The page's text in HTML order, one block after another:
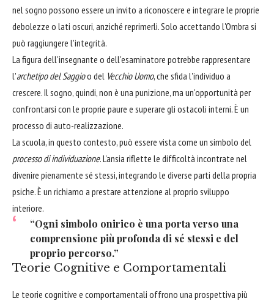
nel sogno possono essere un invito a riconoscere e integrare le proprie
debolezze o lati oscuri, anziché reprimerli. Solo accettando l'Ombra si
può raggiungere l'integrità.
La figura dell'insegnante o dell'esaminatore potrebbe rappresentare
l'archetipo del Saggioo del Vecchio Uomo, che sfida l'individuo a
crescere. Il sogno, quindi, non è una punizione, ma un'opportunità per
confrontarsi con le proprie paure e superare gli ostacoli interni. È un
processo di auto-realizzazione.
La scuola, in questo contesto, può essere vista come un simbolo del
processo di individuazione. L'ansia riflette le difficoltà incontrate nel
divenire pienamente sé stessi, integrando le diverse parti della propria
psiche. È un richiamo a prestare attenzione al proprio sviluppo
interiore.
“Ogni simbolo onirico è una porta verso una
comprensione più profonda di sé stessi e del
proprio percorso.”
Teorie Cognitive e Comportamentali
Le teorie cognitive e comportamentali offrono una prospettiva più